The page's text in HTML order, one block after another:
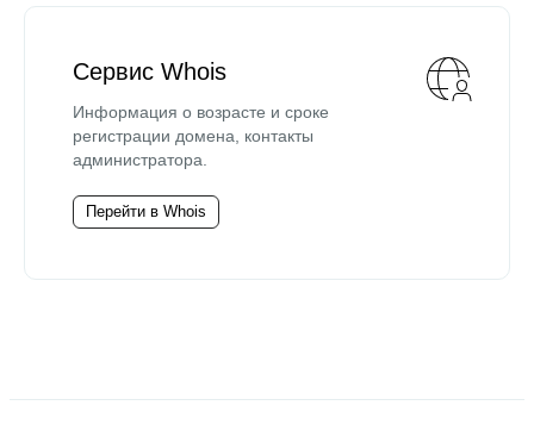
Сервис Whois
Информация о возрасте и сроке
регистрации домена, контакты
администратора.
Перейти в Whois